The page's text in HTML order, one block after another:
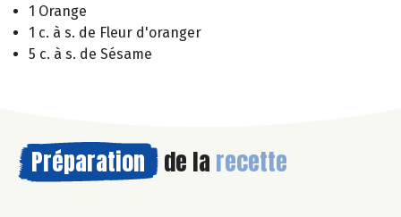
1 Orange
1 c. à s. de Fleur d'oranger
5 c. à s. de Sésame
Préparation de la recette